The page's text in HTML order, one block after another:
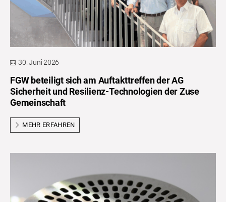
30. Juni 2026
FGW beteiligt sich am Auftakttreffen der AG
Sicherheit und Resilienz-Technologien der Zuse
Gemeinschaft
MEHR ERFAHREN